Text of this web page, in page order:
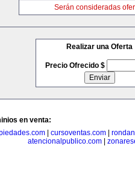
Serán consideradas
Realizar una Oferta
Precio Ofrecido $
en venta:
| cursoventas.com|
atencionalpublico.com